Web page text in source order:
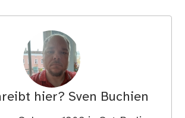
hier? Sven Buchien